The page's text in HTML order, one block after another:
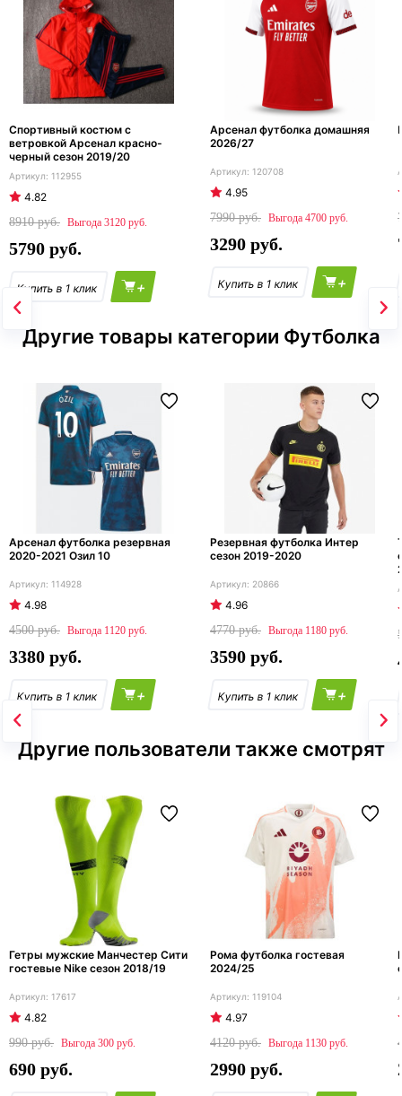
Спортивный костюм с
ветровкой Арсенал красно-
черный сезон 2019/20
112955
4.82
8910
3120
5790
+
Арсенал футболка домашняя
2026/27
120708
4.95
7990
4700
3290
+
Другие товары категории Футболка
Арсенал футболка резервная
2020-2021 Озил 10
114928
4.98
4500
1120
3380
+
Резервная футболка Интер
сезон 2019-2020
20866
4.96
4770
1180
3590
+
Другие пользователи также смотрят
Гетры мужские Манчестер Сити
гостевые Nike сезон 2018/19
17617
4.82
990
300
690
Рома футболка гостевая
2024/25
119104
4.97
4120
1130
2990